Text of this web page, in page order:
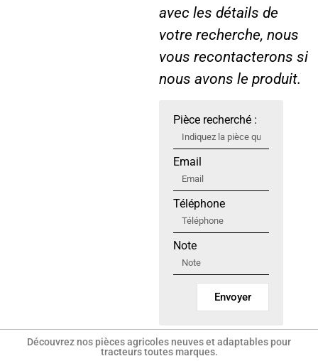
avec les détails de
votre recherche, nous
vous recontacterons si
nous avons le produit.
Pièce recherché :
Email
Téléphone
Note
Envoyer
Découvrez nos pièces agricoles neuves et adaptables pour
tracteurs toutes marques.